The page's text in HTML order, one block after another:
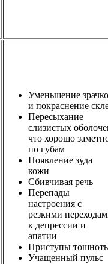
Уменьшение
и покраснение
Пересыхание
слизистых
что хорошо
по губам
Появление зуда
кожи
Сбивчивая речь
Перепады
настроения с
резкими
к депрессии и
апатии
Приступы
Учащенный пульс